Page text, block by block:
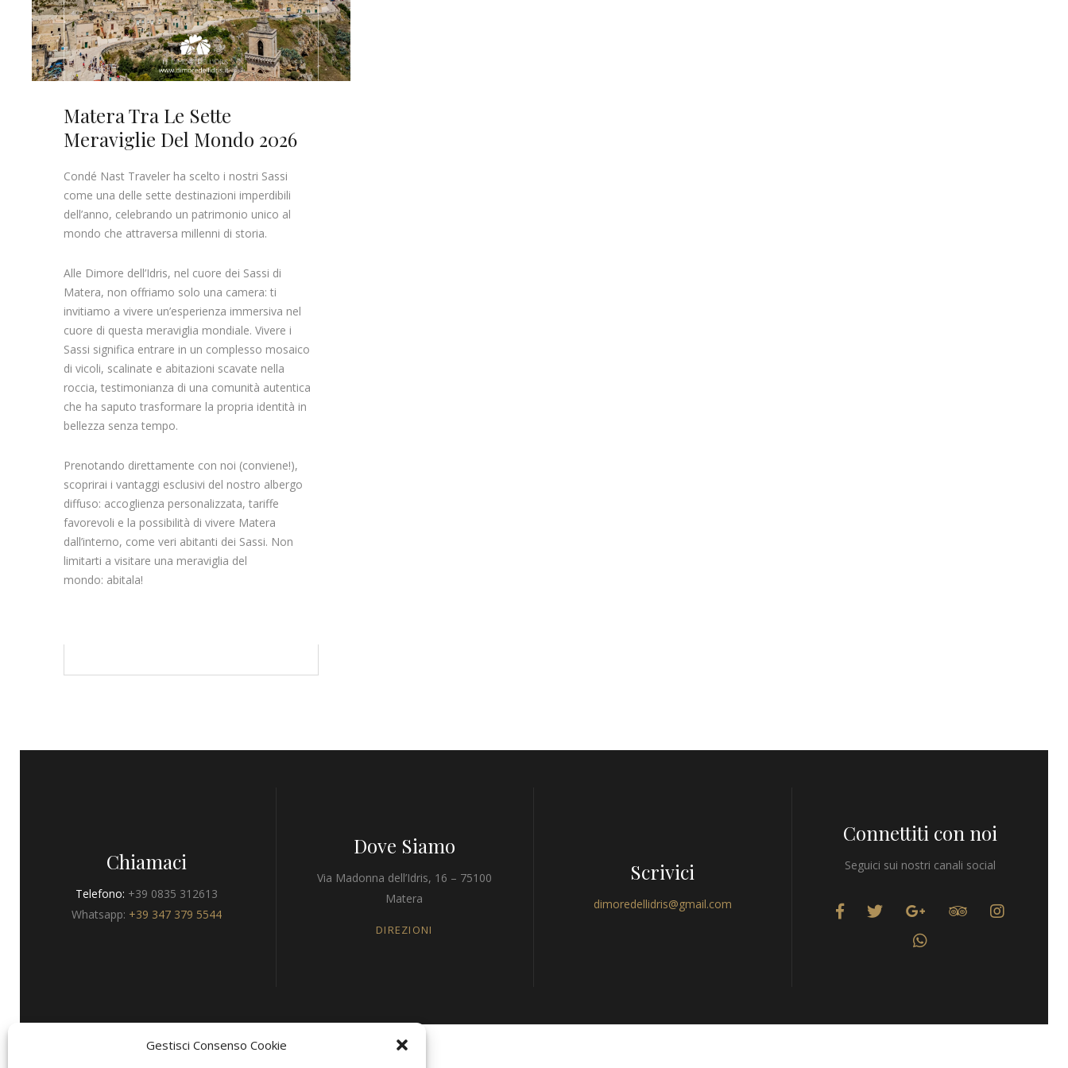
Gestisci Consenso Cookie
Matera Tra Le Sette
Meraviglie Del Mondo 2026
Condé Nast Traveler ha scelto i nostri Sassi
come una delle sette destinazioni imperdibili
dell’anno, celebrando un patrimonio unico al
mondo che attraversa millenni di storia.
Alle Dimore dell’Idris, nel cuore dei Sassi di
Matera, non offriamo solo una camera: ti
invitiamo a vivere un’esperienza immersiva nel
cuore di questa meraviglia mondiale. Vivere i
Sassi significa entrare in un complesso mosaico
di vicoli, scalinate e abitazioni scavate nella
roccia, testimonianza di una comunità autentica
che ha saputo trasformare la propria identità in
bellezza senza tempo.
Prenotando direttamente con noi (conviene!),
scoprirai i vantaggi esclusivi del nostro albergo
diffuso: accoglienza personalizzata, tariffe
favorevoli e la possibilità di vivere Matera
dall’interno, come veri abitanti dei Sassi. Non
limitarti a visitare una meraviglia del
mondo: abitala!
Chiamaci
Telefono: +39 0835 312613
Whatsapp: +39 347 379 5544
Dove Siamo
Via Madonna dell’Idris, 16 – 75100
Matera
DIREZIONI
Scrivici
dimoredellidris@gmail.com
Connettiti con noi
Seguici sui nostri canali social